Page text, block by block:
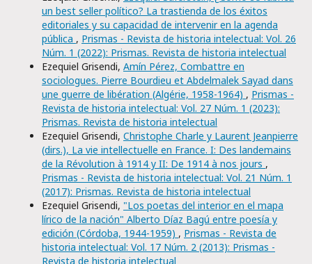
un best seller político? La trastienda de los éxitos
editoriales y su capacidad de intervenir en la agenda
pública , Prismas - Revista de historia intelectual: Vol. 26
Núm. 1 (2022): Prismas. Revista de historia intelectual
Ezequiel Grisendi, Amín Pérez, Combattre en
sociologues. Pierre Bourdieu et Abdelmalek Sayad dans
une guerre de libération (Algérie, 1958-1964) , Prismas -
Revista de historia intelectual: Vol. 27 Núm. 1 (2023):
Prismas. Revista de historia intelectual
Ezequiel Grisendi, Christophe Charle y Laurent Jeanpierre
(dirs.), La vie intellectuelle en France. I: Des landemains
de la Révolution à 1914 y II: De 1914 à nos jours ,
Prismas - Revista de historia intelectual: Vol. 21 Núm. 1
(2017): Prismas. Revista de historia intelectual
Ezequiel Grisendi, "Los poetas del interior en el mapa
lírico de la nación" Alberto Díaz Bagú entre poesía y
edición (Córdoba, 1944-1959) , Prismas - Revista de
historia intelectual: Vol. 17 Núm. 2 (2013): Prismas -
Revista de historia intelectual